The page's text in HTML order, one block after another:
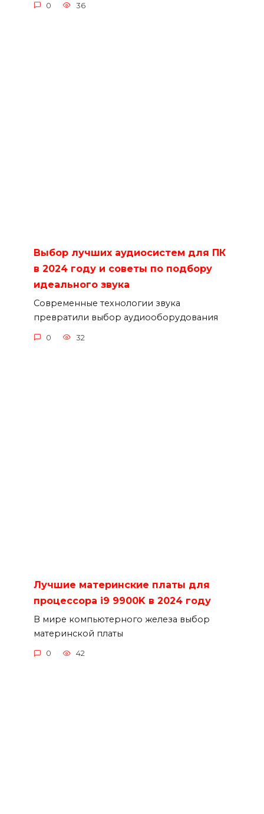
0 36
Выбор лучших аудиосистем для ПК
в 2024 году и советы по подбору
идеального звука
Современные технологии звука
превратили выбор аудиооборудования
0 32
Лучшие материнские платы для
процессора i9 9900K в 2024 году
В мире компьютерного железа выбор
материнской платы
0 42